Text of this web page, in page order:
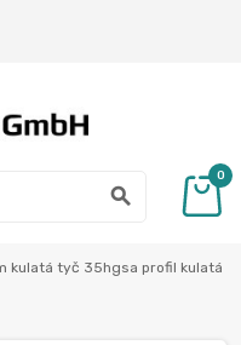
search
0
kulatá tyč 35hgsa profil kulatá